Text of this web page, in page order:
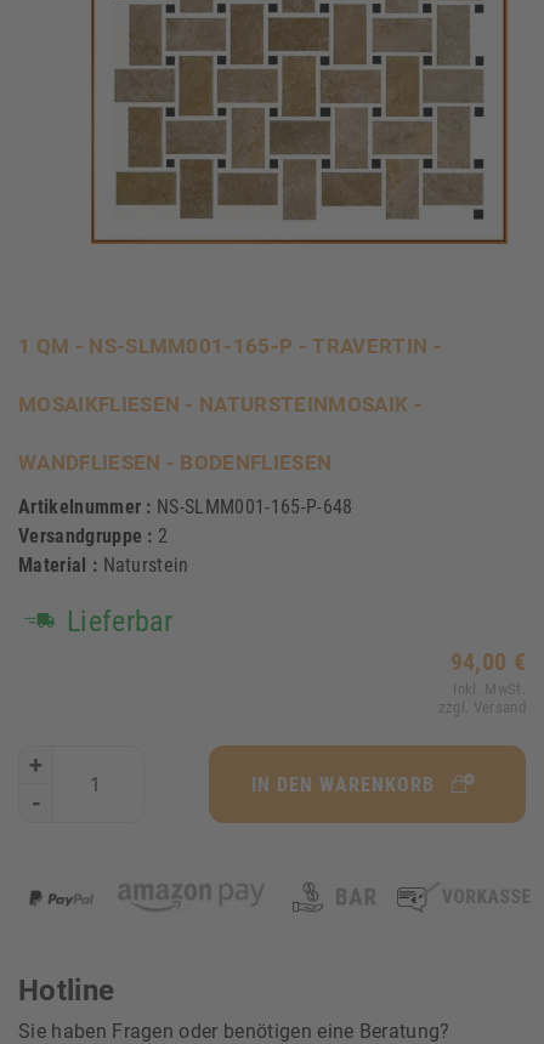
1 QM - NS-SLMM001-165-P - TRAVERTIN -
MOSAIKFLIESEN - NATURSTEINMOSAIK -
WANDFLIESEN - BODENFLIESEN
Artikelnummer : NS-SLMM001-165-P-648
Versandgruppe : 2
Material : Naturstein
Lieferbar
94,00 €
Inkl. MwSt.
zzgl. Versand
+
-
IN DEN WARENKORB
Hotline
Sie haben Fragen oder benötigen eine Beratung?